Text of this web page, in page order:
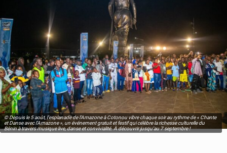
© Depuis le 5 août, l’esplanade de l’Amazone à Cotonou vibre chaque soir au rythme de « Chante
et Danse avec l’Amazone », un événement gratuit et festif qui célèbre la richesse culturelle du
Bénin à travers musique live, danse et convivialité. À découvrir jusqu’au 7 septembre !